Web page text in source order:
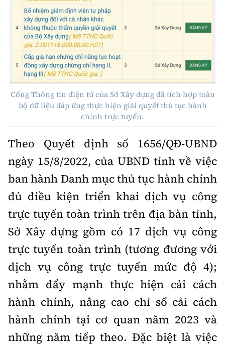
Nhà thầu
Mời thầu - Đấu thầu
Thi viết về GTVT
Gương sáng giao thông
Âm nhạc
Hậu trường sao
360 độ thể thao
Sản phẩm mới
Tư vấn
Thế giới
Thời sự Quốc tế
Hồ sơ tài liệu
Thế giới giao thông
Thế giới xây dựng
Đi ++
Du lịch
Khám phá
Lối sống
Video
Thời sự
Camera giao thông
Câu chuyện giao thông
Giải trí - Thể thao
Cơ quan chủ quản: Bộ Xây dựng
Giấy phép số: 03/GP-BVHTTDL, cấp ngày 1/4/2025.
Tòa soạn: Số 2 Nguyễn Công Hoan, phường Giảng Võ,
Hà Nội.
Tổng biên tập:Nguyễn Thị Hồng Nga
Phó Tổng biên tập:Nguyễn Sơn Tùng,
Nguyễn Đức Thắng, La Đức Hùng
Hotline:
0901 514 799
Quảng cáo và Phát hành:
0915 057 282
Email:
bandoc@baoxaydung.vn
Cấm sao chép dưới mọi hình thức nếu không có sự
chấp thuận bằng văn bản.
Cổng Thông tin điện tử của Sở Xây dựng đã tích hợp toàn
bộ dữ liệu đáp ứng thực hiện giải quyết thủ tục hành
chính trực tuyến.
Theo Quyết định số 1656/QĐ-UBND
ngày 15/8/2022, của UBND tỉnh về việc
ban hành Danh mục thủ tục hành chính
đủ điều kiện triển khai dịch vụ công
trực tuyến toàn trình trên địa bàn tỉnh,
Sở Xây dựng gồm có 17 dịch vụ công
trực tuyến toàn trình (tương đương với
dịch vụ công trực tuyến mức độ 4);
nhằm đẩy mạnh thực hiện cải cách
hành chính, nâng cao chỉ số cải cách
hành chính tại cơ quan năm 2023 và
những năm tiếp theo. Đặc biệt là việc